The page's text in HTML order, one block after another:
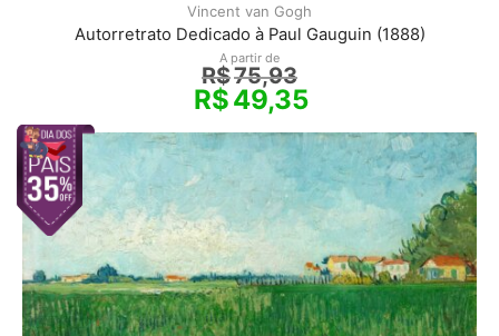
Vincent van Gogh
Autorretrato Dedicado à Paul Gauguin (1888)
A partir de
R$75,93
R$49,35